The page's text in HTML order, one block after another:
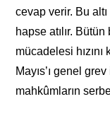
cevap verir. Bu
hapse atılır. Bütün
mücadelesi
Mayıs’ı genel
mahkûmların